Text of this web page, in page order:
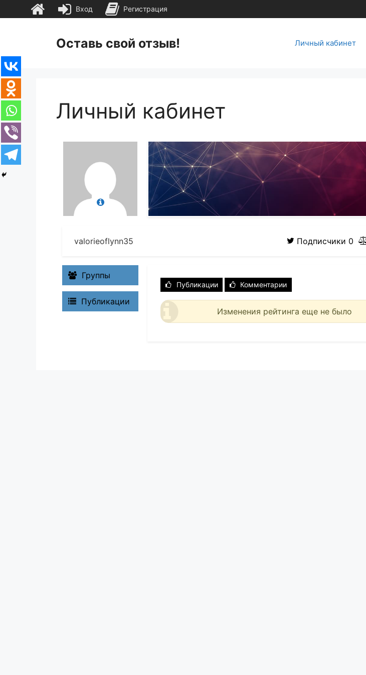
содержимомуОставь свой отзыв! Личный кабинет
Личный кабинет
valorieoflynn35 Подписчики 0
Группы
Публикации
Публикации Комментарии
Изменения рейтинга еще не было
Вход Регистрация